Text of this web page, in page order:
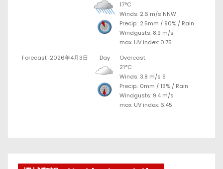
17°C
Winds: 2.6 m/s NNW
Precip.: 2.5mm / 90% / Rain
Windgusts: 8.9 m/s
max. UV index: 0.75
Forecast 2026年4月3日 Day
Overcast
21°C
Winds: 3.8 m/s S
Precip.: 0mm / 13% / Rain
Windgusts: 9.4 m/s
max. UV index: 6.45